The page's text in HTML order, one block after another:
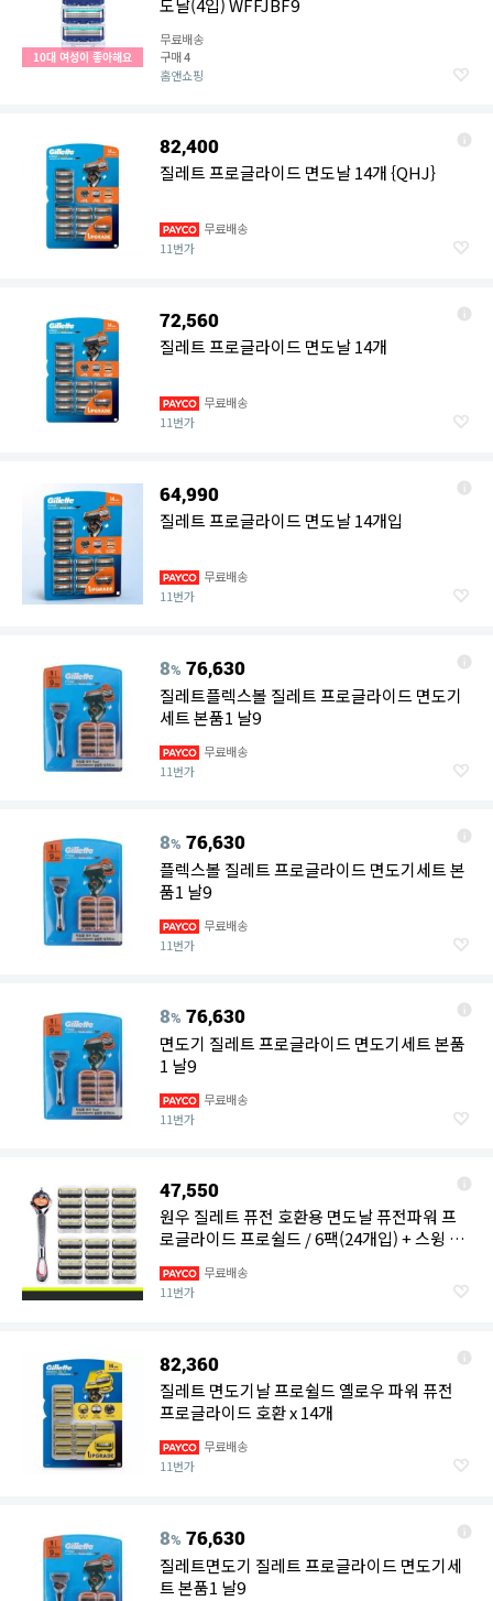
10대 여성이 좋아해요
도날(4입) WFFJBF9
무료배송
구매4
홈앤쇼핑
82,400
질레트 프로글라이드 면도날 14개 {QHJ}
무료배송
11번가
72,560
질레트 프로글라이드 면도날 14개
무료배송
11번가
64,990
질레트 프로글라이드 면도날 14개입
무료배송
11번가
8% 76,630
질레트플렉스볼 질레트 프로글라이드 면도기
세트 본품1 날9
무료배송
11번가
8% 76,630
플렉스볼 질레트 프로글라이드 면도기세트 본
품1 날9
무료배송
11번가
8% 76,630
면도기 질레트 프로글라이드 면도기세트 본품
1 날9
무료배송
11번가
47,550
원우 질레트 퓨전 호환용 면도날 퓨전파워 프
로글라이드 프로쉴드 / 6팩(24개입) + 스윙 면
무료배송
11번가
82,360
질레트 면도기날 프로쉴드 옐로우 파워 퓨전
프로글라이드 호환 x 14개
무료배송
11번가
8% 76,630
질레트면도기 질레트 프로글라이드 면도기세
트 본품1 날9